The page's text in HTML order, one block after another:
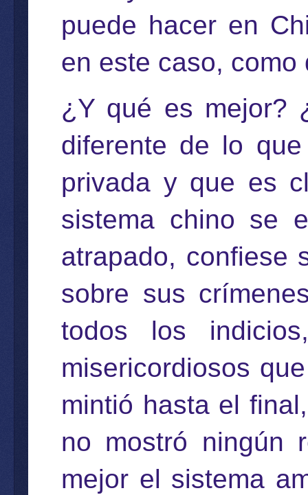
puede hacer en
en este caso, como
¿Y qué es mejor?
diferente de lo
privada y que es
sistema chino se
atrapado, confiese
sobre sus
todos los
misericordiosos
mintió hasta el
no mostró ningún
mejor el sistema